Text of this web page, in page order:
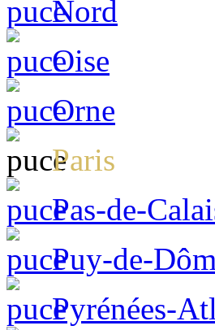
Nord
Oise
Orne
Paris
Pas-de-
Puy-de-
Pyrénées-